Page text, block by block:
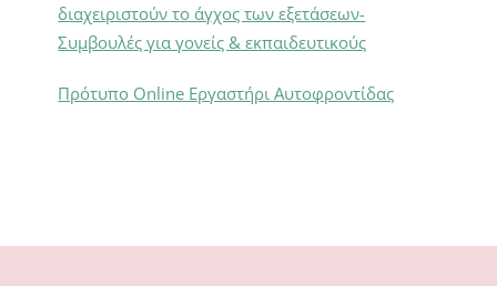
διαχειριστούν το άγχος των εξετάσεων-
Συμβουλές για γονείς & εκπαιδευτικούς
Πρότυπο Online Εργαστήρι Αυτοφροντίδας